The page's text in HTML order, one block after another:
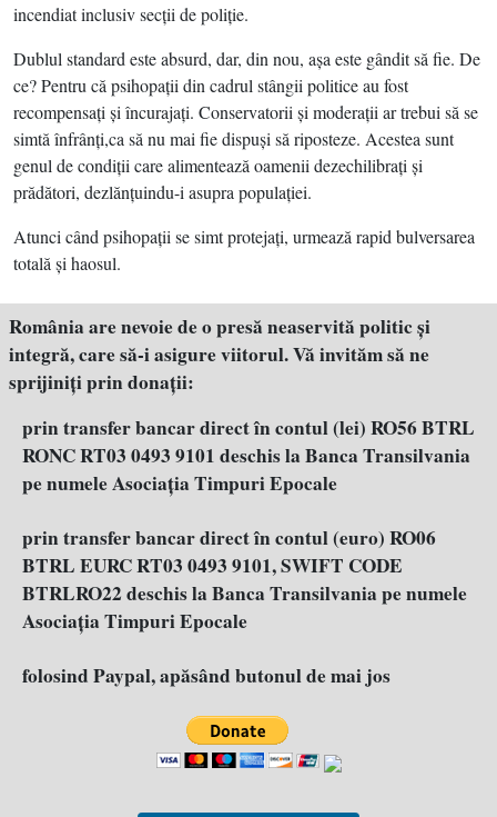
incendiat inclusiv secţii de poliţie.
Dublul standard este absurd, dar, din nou, aşa este gândit să fie. De
ce? Pentru că psihopaţii din cadrul stângii politice au fost
recompensaţi şi încurajaţi. Conservatorii şi moderaţii ar trebui să se
simtă înfrânţi,ca să nu mai fie dispuşi să riposteze. Acestea sunt
genul de condiţii care alimentează oamenii dezechilibraţi şi
prădători, dezlănţuindu-i asupra populaţiei.
Atunci când psihopaţii se simt protejaţi, urmează rapid bulversarea
totală şi haosul.
România are nevoie de o presă neaservită politic şi
integră, care să-i asigure viitorul. Vă invităm să ne
sprijiniţi prin donaţii:
prin transfer bancar direct în contul (lei) RO56 BTRL
RONC RT03 0493 9101 deschis la Banca Transilvania
pe numele Asociația Timpuri Epocale
prin transfer bancar direct în contul (euro) RO06
BTRL EURC RT03 0493 9101, SWIFT CODE
BTRLRO22 deschis la Banca Transilvania pe numele
Asociația Timpuri Epocale
folosind Paypal, apăsând butonul de mai jos